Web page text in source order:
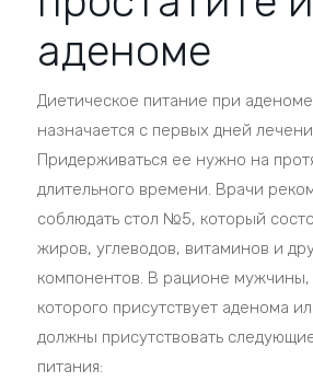
аденоме
Диетическое питание при
назначается с первых дней
Придерживаться ее нужно на
длительного времени. Врачи
соблюдать стол №5, который
жиров, углеводов, витаминов и
компонентов. В рационе
которого присутствует аденома
должны присутствовать
питания: